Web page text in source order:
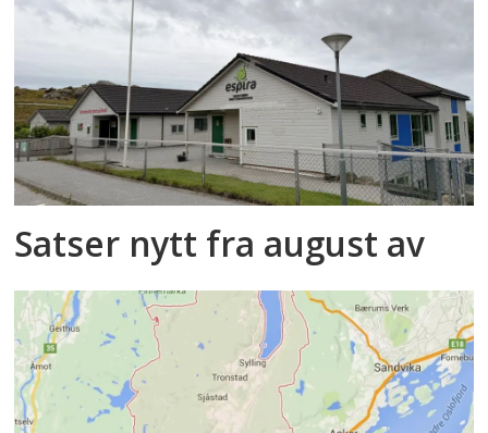
Satser nytt fra august av